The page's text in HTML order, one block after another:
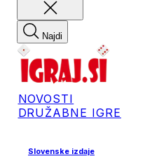
Najdi
NOVOSTI
DRUŽABNE IGRE
Slovenske izdaje